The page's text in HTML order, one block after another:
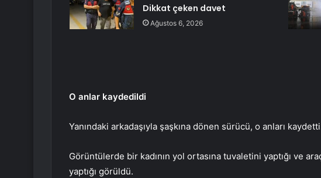
Dikkat çeken davet
Ağustos 6, 2026
O anlar kaydedildi
Yanındaki arkadaşıyla şaşkına dönen sürücü, o anları
Görüntülerde bir kadının yol ortasına tuvaletini yaptığı ve
yaptığı görüldü.